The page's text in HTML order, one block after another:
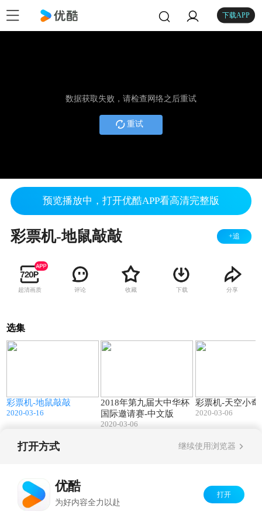
下载APP
数据获取失败，请检查网络之后重试
重试
预览播放中，打开优酷APP看高清完整版
彩票机-地鼠敲敲 +追
超清画质 评论 收藏 下载 分享
选集
彩票机-地鼠敲敲
2020-03-16
2018年第九届大中华杯
国际邀请赛-中文版
2020-03-06
彩票机-天空小奇
2020-03-06
打开方式 继续使用浏览器
优酷
为好内容全力以赴
打开